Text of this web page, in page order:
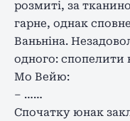
розмиті, за
гарне, однак
Ваньніна.
одного: спопелити
Мо Вейю:
– ……
Спочатку юнак